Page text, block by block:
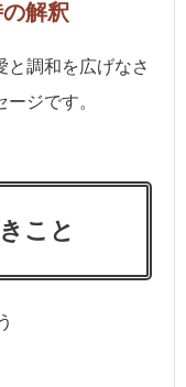
解釈
と調和を広げなさ
ジです。
こと